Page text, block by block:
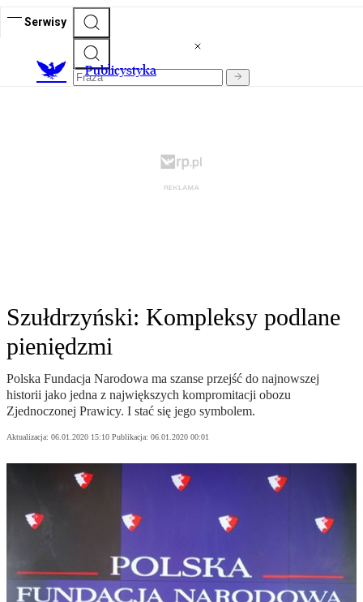
Serwisy
Publicystyka
Szułdrzyński: Kompleksy podlane
pieniędzmi
Polska Fundacja Narodowa ma szanse przejść do najnowszej
historii jako jedna z największych kompromitacji obozu
Zjednoczonej Prawicy. I stać się jego symbolem.
Aktualizacja: 06.01.2020 15:10 Publikacja: 06.01.2020 00:01